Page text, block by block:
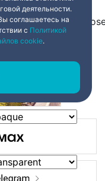
will cancel and
деятельности.
соглашаетесь на
с Политикой
cookie.